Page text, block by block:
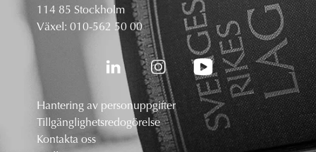
114 85 Stockholm
Växel: 010-562 50 00
Hantering av personuppgifter
Tillgänglighetsredogörelse
Kontakta oss